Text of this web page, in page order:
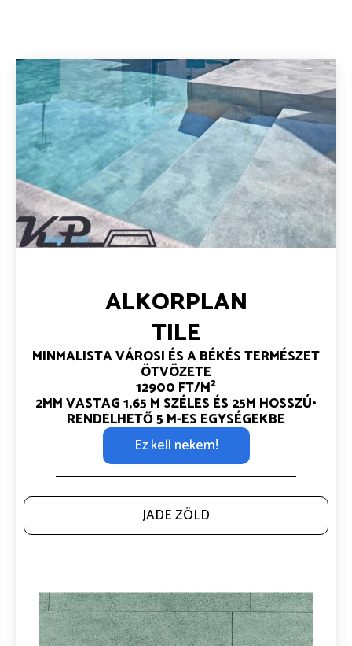
ALKORPLAN
TILE
MINMALISTA VÁROSI ÉS A BÉKÉS TERMÉSZET
ÖTVÖZETE
12900 FT/M2
2MM VASTAG1,65 M SZÉLES ÉS 25M HOSSZÚ•
RENDELHETŐ 5 M-ES EGYSÉGEKBE
Ez kell nekem!
JADE ZÖLD